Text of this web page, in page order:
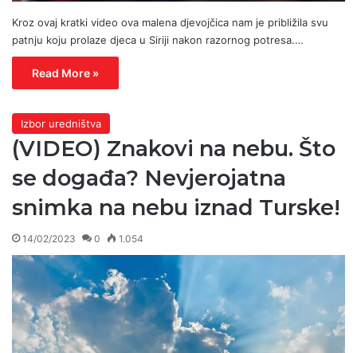
Kroz ovaj kratki video ova malena djevojčica nam je približila svu
patnju koju prolaze djeca u Siriji nakon razornog potresa.…
Read More »
Izbor uredništva
(VIDEO) Znakovi na nebu. Što
se događa? Nevjerojatna
snimka na nebu iznad Turske!
14/02/2023 0 1.054